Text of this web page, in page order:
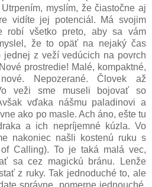
myslím, že čiastočne aj
vidíte jej potenciál. Má svojim
robí všetko preto, aby sa vám
že to opäť na nejaký čas
jednej z veží vedúcich na povrch
prostredie! Malé, kompaktné,
Nepozerané. Človek až
veži sme museli bojovať so
vďaka nášmu paladinovi a
ako po masle. Ach áno, ešte tu
a ich nepríjemné kúzla. Vo
nakoniec našli kostenú ruku s
Calling). To je taká malá vec,
sa cez magickú bránu. Lenže
z ruky. Tak jednoduché to, ale
správne, pomerne jednouché.